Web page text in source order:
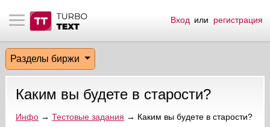
материалы
биржи
сообщения
по форуму
Вход или регистрация
Разделы биржи
Каким вы будете в старости?
Инфо→ Тестовые задания → Каким вы будете в старости?